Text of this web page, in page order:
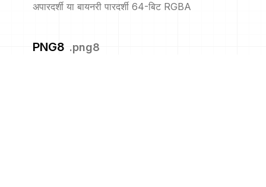
अपारदर्शी या बायनरी पारदर्शी 64-बिट RGBA
PNG8 .png8